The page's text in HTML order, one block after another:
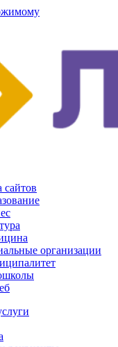
сайтов
организации